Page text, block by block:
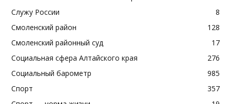
Служу России
8
Смоленский район
128
Смоленский районный суд
17
Социальная сфера Алтайского края
276
Социальный барометр
985
Спорт
357